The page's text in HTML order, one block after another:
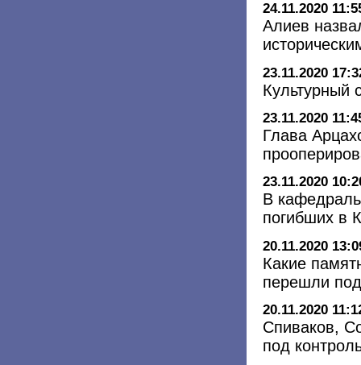
24.11.2020
Алиев
23.11.2020
Культурный
23.11.2020
Глава
23.11.2020
В
погибших в
20.11.2020
Какие
перешли
20.11.2020
Спиваков,
под